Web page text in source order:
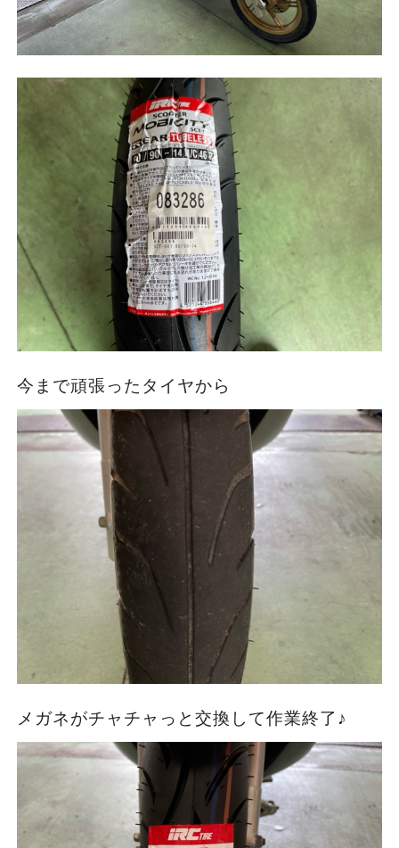
今まで頑張ったタイヤから
メガネがチャチャっと交換して作業終了♪